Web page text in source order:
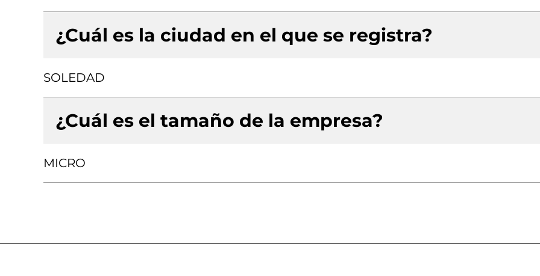
¿Cuál es la ciudad en el que se registra?
SOLEDAD
¿Cuál es el tamaño de la empresa?
MICRO